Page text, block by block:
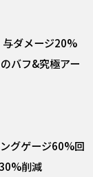
与ダメージ20%
バフ&究極アー
グゲージ60%回
削減